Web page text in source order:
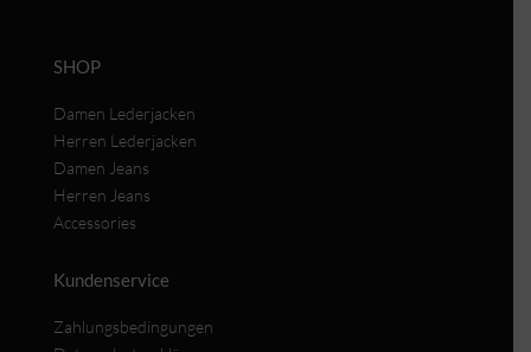
SHOP
Damen Lederjacken
Herren Lederjacken
Damen Jeans
Herren Jeans
Accessories
Kundenservice
Zahlungsbedingungen